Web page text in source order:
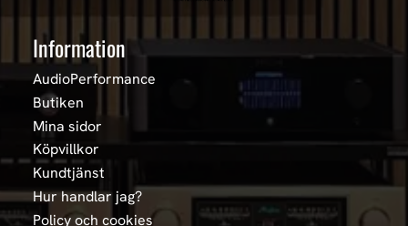
Information
AudioPerformance
Butiken
Mina sidor
Köpvillkor
Kundtjänst
Hur handlar jag?
Policy och cookies